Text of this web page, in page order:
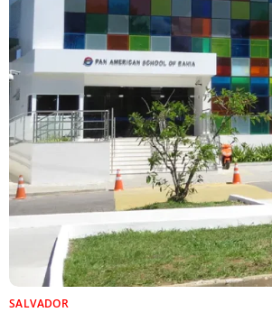
SALVADOR